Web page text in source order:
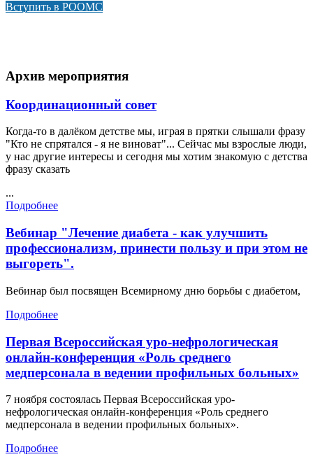
Вступить в РООМС
Архив мероприятия
Координационный совет
Когда-то в далёком детстве мы, играя в прятки слышали фразу
"Кто не спрятался - я не виноват"... Сейчас мы взрослые люди,
у нас другие интересы и сегодня мы хотим знакомую с детства
фразу сказать
...
Подробнее
Вебинар "Лечение диабета - как улучшить
профессионализм, принести пользу и при этом не
выгореть".
Вебинар был посвящен Всемирному дню борьбы с диабетом,
Подробнее
Первая Всероссийская уро-нефрологическая
онлайн-конференция «Роль среднего
медперсонала в ведении профильных больных»
7 ноября состоялась Первая Всероссийская уро-
нефрологическая онлайн-конференция «Роль среднего
медперсонала в ведении профильных больных».
Подробнее